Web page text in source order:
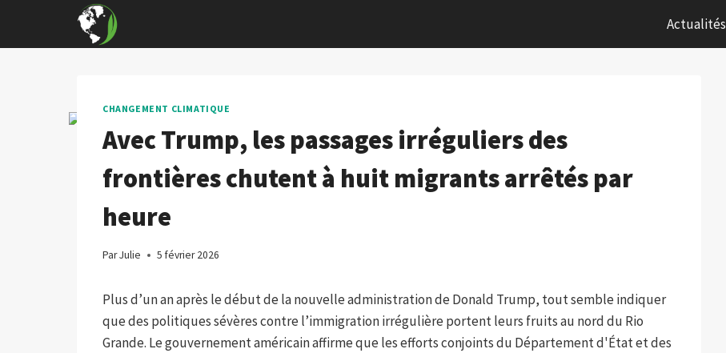
content
Actualités
CHANGEMENT CLIMATIQUE
Avec Trump, les passages irréguliers des
frontières chutent à huit migrants arrêtés par
heure
ParJulie 5 février 2026
Plus d’un an après le début de la nouvelle administration de Donald Trump, tout semble indiquer
que des politiques sévères contre l’immigration irrégulière portent leurs fruits au nord du Rio
Grande. Le gouvernement américain affirme que les efforts conjoints du Département d'État et des